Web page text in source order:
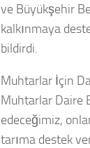
ve Büyükşehir
kalkınmaya
bildirdi.
Muhtarlar İçin
Muhtarlar Daire
edeceğimiz,
tarıma destek